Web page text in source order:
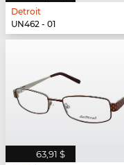
Detroit
UN462 - 01
63,91 $